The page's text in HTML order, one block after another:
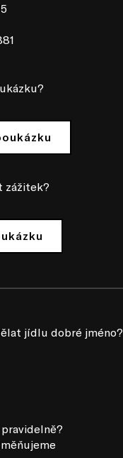
zážitek?
jídlu dobré jméno?